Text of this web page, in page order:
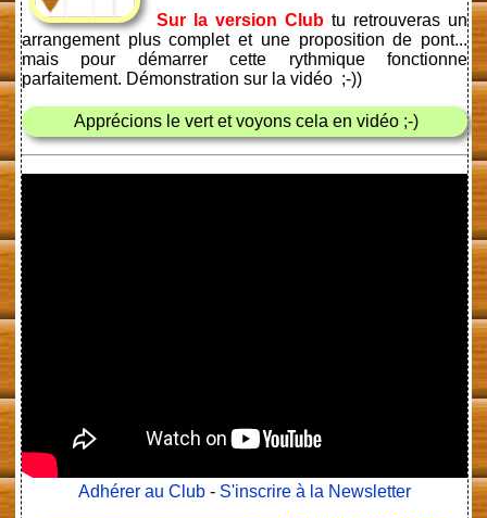
Sur la version Club tu retrouveras un
arrangement plus complet et une proposition de pont...
mais pour démarrer cette rythmique fonctionne
parfaitement. Démonstration sur la vidéo ;-))
Apprécions le vert et voyons cela en vidéo ;-)
Adhérer au Club - S'inscrire à la Newsletter